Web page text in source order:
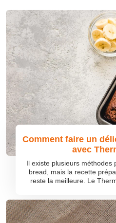
Comment faire un
avec
Il existe plusieurs méthodes
bread, mais la recette
reste la meilleure. Le